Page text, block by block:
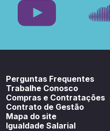
Perguntas Frequentes
Trabalhe Conosco
Compras e Contratações
Contrato de Gestão
Mapa do site
Igualdade Salarial